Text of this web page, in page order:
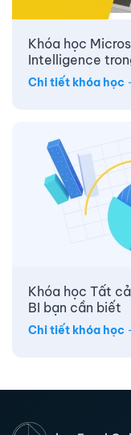
Khóa học
Intelligence
Chi tiết khóa học
Khóa học Tất
BI bạn cần biết
Chi tiết khóa học